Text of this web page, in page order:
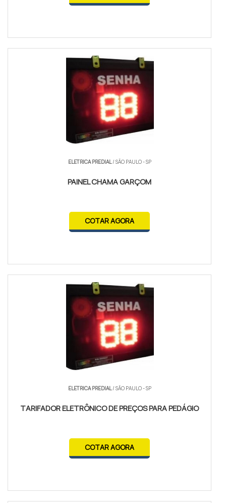
ELETRICA PREDIAL/ SÃO PAULO - SP
PAINEL CHAMA GARÇOM
COTAR AGORA
ELETRICA PREDIAL/ SÃO PAULO - SP
TARIFADOR ELETRÔNICO DE PREÇOS PARA PEDÁGIO
COTAR AGORA